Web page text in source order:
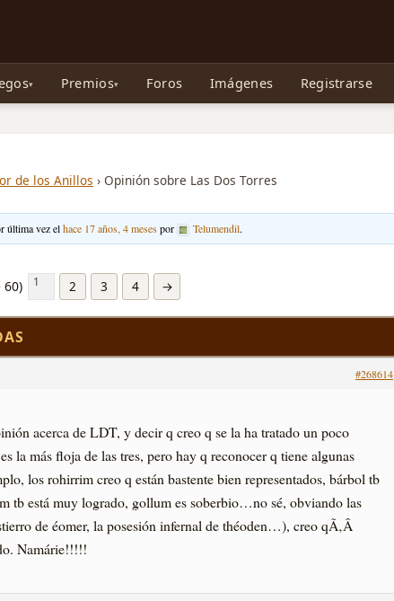
de Gollum, la Tolkienpedia y más
Premios Foros Imágenes Registrarse
de los Anillos › Opinión sobre Las Dos Torres
última vez elhace 17 años, 4 mesespor Telumendil.
60) 1 2 3 4 →
#268614
acerca de LDT, y decir q creo q se la ha tratado un poco
la más floja de las tres, pero hay q reconocer q tiene algunas
los rohirrim creo q están bastente bien representados, bárbol tb
tb está muy logrado, gollum es soberbio…no sé, obviando las
de éomer, la posesión infernal de théoden…), creo qÃ‚Â
Namárie!!!!!